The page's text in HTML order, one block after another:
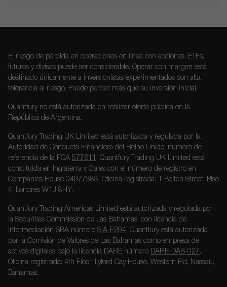
El riesgo de pérdida en operaciones en línea con acciones, ETFs,
futuros y divisas puede ser considerable. Operar con margen está
destinado únicamente a inversionistas experimentados con alta
tolerancia al riesgo. Puede perder más que su inversión inicial.
Quantfury no está autorizada en realizar oferta pública en la
República de Argentina.
Quantfury Trading UK Limited está autorizada y regulada por la
Autoridad de Conducta Financiera del Reino Unido, número de
referencia de la FCA 577611 . Quantfury Trading UK Limited está
constituida en Inglaterra y Gales con el número de registro en
Companies House 04977383. Oficina registrada: 1 Bolton Street, Piso
4, Londres W1J 8HY.
Quantfury Trading Americas Limited está autorizada y regulada por
la Securities Commission de Las Bahamas, con licencia de
intermediación SBA número SIA-F204. Quantfury está autorizada
por la Comisión de Valores de Las Bahamas como empresa de
activos digitales bajo la licencia DARE número DARE-DAB-027 .
Oficina registrada: 4th Floor, Lyford Cay House, Western Rd, Nassau,
Bahamas.